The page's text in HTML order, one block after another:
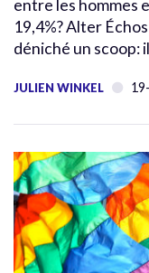
entre les hommes
19,4%? Alter
déniché un scoop:
JULIEN WINKEL